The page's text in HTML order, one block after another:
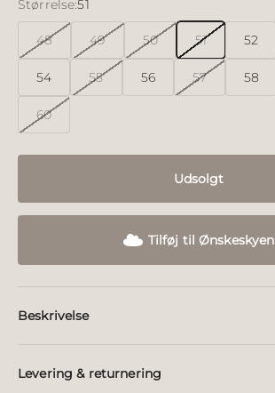
Størrelse:51
48 49 50 51 52
54 55 56 57 58
60
Udsolgt
Tilføj til Ønskeskyen
Beskrivelse
Levering & returnering